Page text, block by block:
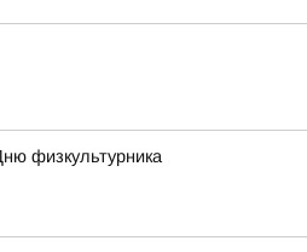
физкультурника